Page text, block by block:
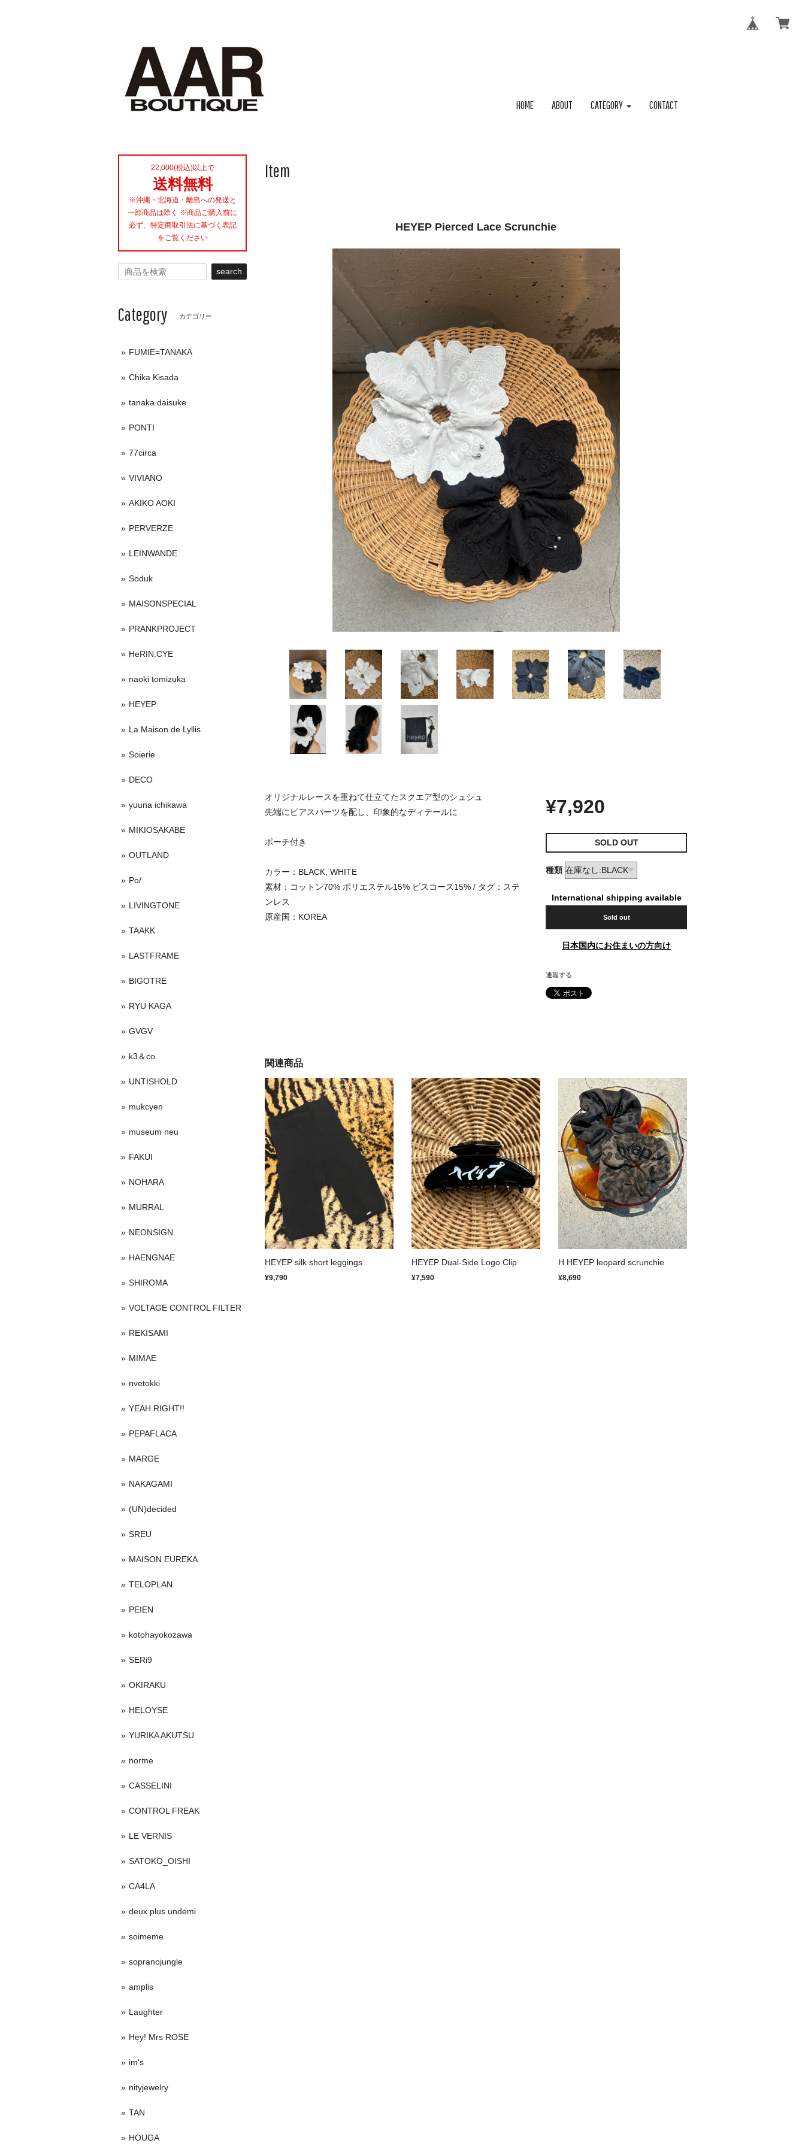
HOME ABOUT CATEGORY CONTACT
Item
HEYEP Pierced Lace Scrunchie
オリジナルレースを重ねて仕立てたスクエア型のシュシュ
先端にピアスパーツを配し、印象的なディテールに
ポーチ付き
カラー：BLACK, WHITE
素材：コットン70% ポリエステル15% ビスコース15% / タグ：ステ
ンレス
原産国：KOREA
¥7,920
SOLD OUT
種類
International shipping available
Sold out
日本国内にお住まいの方向け
通報する
関連商品
HEYEP silk short leggings
¥9,790
HEYEP Dual-Side Logo Clip
¥7,590
H HEYEP leopard scrunchie
¥8,690
22,000(税込)以上で
送料無料
※沖縄・北海道・離島への発送と
一部商品は除く ※商品ご購入前に
必ず、特定商取引法に基づく表記
をご覧ください
search
Category カテゴリー
FUMIE=TANAKA
Chika Kisada
tanaka daisuke
PONTI
77circa
VIVIANO
AKIKO AOKI
PERVERZE
LEINWANDE
Soduk
MAISONSPECIAL
PRANKPROJECT
HeRIN.CYE
naoki tomizuka
HEYEP
La Maison de Lyllis
Soierie
DECO
yuuna ichikawa
MIKIOSAKABE
OUTLAND
Po/
LIVINGTONE
TAAKK
LASTFRAME
BIGOTRE
RYU KAGA
GVGV
k3＆co.
UNTISHOLD
mukcyen
museum neu
FAKUI
NOHARA
MURRAL
NEONSIGN
HAENGNAE
SHIROMA
VOLTAGE CONTROL FILTER
REKISAMI
MIMAE
nvetokki
YEAH RIGHT!!
PEPAFLACA
MARGE
NAKAGAMI
(UN)decided
SREU
MAISON EUREKA
TELOPLAN
PEIEN
kotohayokozawa
SERi9
OKIRAKU
HELOYSE
YURIKA AKUTSU
norme
CASSELINI
CONTROL FREAK
LE VERNIS
SATOKO_OISHI
CA4LA
deux plus undemi
soimeme
sopranojungle
amplis
Laughter
Hey! Mrs ROSE
im's
nityjewelry
TAN
HOUGA